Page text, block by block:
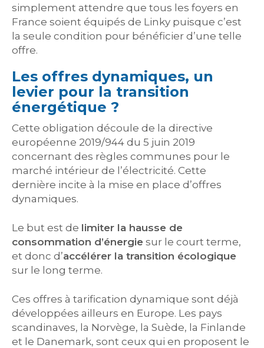
simplement attendre que tous les foyers en
France soient équipés de Linky puisque c’est
la seule condition pour bénéficier d’une telle
offre.
Les offres dynamiques, un
levier pour la transition
énergétique ?
Cette obligation découle de la directive
européenne 2019/944 du 5 juin 2019
concernant des règles communes pour le
marché intérieur de l’électricité. Cette
dernière incite à la mise en place d’offres
dynamiques.
Le but est de limiter la hausse de
consommation d’énergie sur le court terme,
et donc d’accélérer la transition écologique
sur le long terme.
Ces offres à tarification dynamique sont déjà
développées ailleurs en Europe. Les pays
scandinaves, la Norvège, la Suède, la Finlande
et le Danemark, sont ceux qui en proposent le